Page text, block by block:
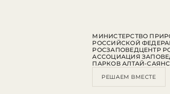
МИНИСТЕРСТВО
РОССИЙСКОЙ
РОСЗАПОВЕДЦЕНТР
АССОЦИАЦИЯ
ПАРКОВ АЛТАЙ-
РЕШАЕМ ВМЕСТЕ